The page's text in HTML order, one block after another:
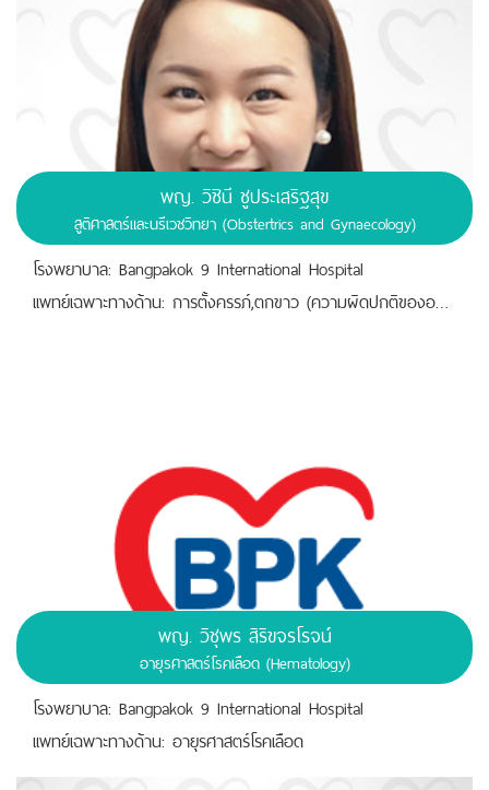
พญ. วิชินี ชูประเสริฐสุข
สูติศาสตร์และนรีเวชวิทยา (Obstertrics and Gynaecology)
โรงพยาบาล: Bangpakok 9 International Hospital
เเพทย์เฉพาะทางด้าน: การตั้งครรภ์,ตกขาว (ความผิดปกติของอวัยวะสืบพันธุ์เพศหญิง),วัยทอง
พญ. วิชุพร สิริขจรโรจน์
อายุรศาสตร์โรคเลือด (Hematology)
โรงพยาบาล: Bangpakok 9 International Hospital
เเพทย์เฉพาะทางด้าน: อายุรศาสตร์โรคเลือด